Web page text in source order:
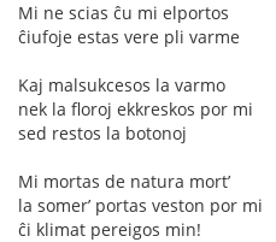
Mi ne scias ĉu mi elportos
ĉiufoje estas vere pli varme
Kaj malsukcesos la varmo
nek la floroj ekkreskos por mi
sed restos la botonoj
Mi mortas de natura mort’
la somer’ portas veston por mi
ĉi klimat pereigos min!